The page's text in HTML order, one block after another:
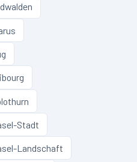
Stadt
Landschaft